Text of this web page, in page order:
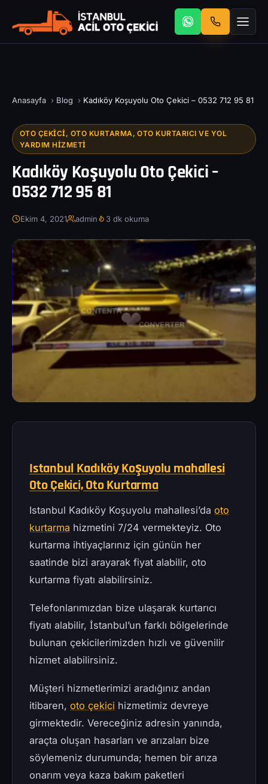
Anasayfa › Blog › Kadıköy Koşuyolu Oto Çekici – 0532 712 95 81
OTO ÇEKICI, OTO KURTARMA, OTO KURTARICI VE YOL
YARDIM HIZMETI
Kadıköy Koşuyolu Oto Çekici –
0532 712 95 81
Ekim 4, 2021 admin 3 dk okuma
Istanbul Kadıköy Koşuyolu mahallesi
Oto Çekici, Oto Kurtarma
Istanbul Kadıköy Koşuyolu mahallesi’da oto
kurtarma hizmetini 7/24 vermekteyiz. Oto
kurtarma ihtiyaçlarınız için günün her
saatinde bizi arayarak fiyat alabilir, oto
kurtarma fiyatı alabilirsiniz.
Telefonlarımızdan bize ulaşarak kurtarıcı
fiyatı alabilir, İstanbul’un farklı bölgelerinde
bulunan çekicilerimizden hızlı ve güvenilir
hizmet alabilirsiniz.
Müşteri hizmetlerimizi aradığınız andan
itibaren, oto çekici hizmetimiz devreye
girmektedir. Vereceğiniz adresin yanında,
araçta oluşan hasarları ve arızaları bize
söylemeniz durumunda; hemen bir arıza
onarım veya kaza bakım paketleri